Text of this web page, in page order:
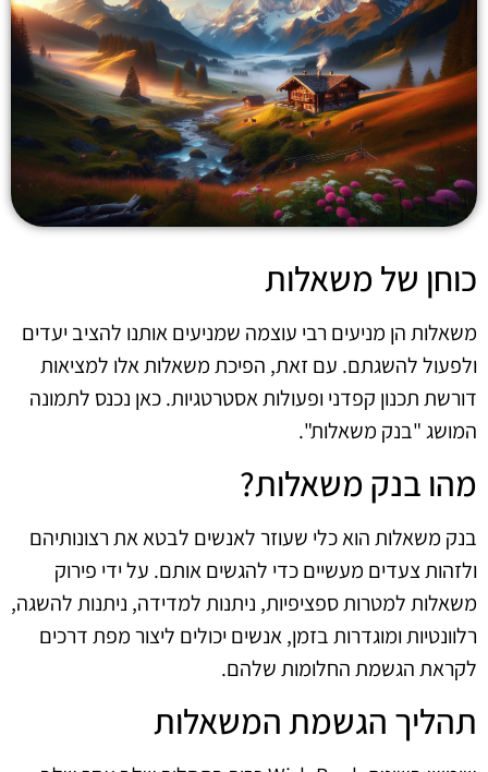
כוחן של משאלות
משאלות הן מניעים רבי עוצמה שמניעים אותנו להציב יעדים
ולפעול להשגתם. עם זאת, הפיכת משאלות אלו למציאות
דורשת תכנון קפדני ופעולות אסטרטגיות. כאן נכנס לתמונה
המושג "בנק משאלות".
מהו בנק משאלות?
בנק משאלות הוא כלי שעוזר לאנשים לבטא את רצונותיהם
ולזהות צעדים מעשיים כדי להגשים אותם. על ידי פירוק
משאלות למטרות ספציפיות, ניתנות למדידה, ניתנות להשגה,
רלוונטיות ומוגדרות בזמן, אנשים יכולים ליצור מפת דרכים
לקראת הגשמת החלומות שלהם.
תהליך הגשמת המשאלות